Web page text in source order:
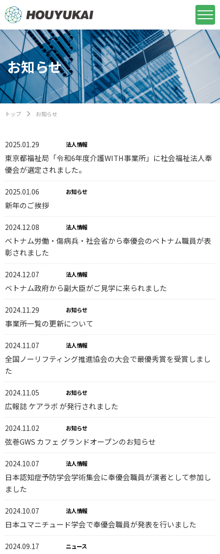
お知らせ
トップ お知らせ
2025.01.29 法人情報
東京都福祉局「令和6年度介護WITH事業所」に社会福祉法人奉
優会が選定されました。
2025.01.06 お知らせ
新年のご挨拶
2024.12.08 法人情報
ベトナム労働・傷病兵・社会省から奉優会のベトナム職員が表
彰されました
2024.12.07 法人情報
ベトナム政府から副大臣がご見学に来られました
2024.11.29 お知らせ
事業所一覧の更新について
2024.11.07 法人情報
全国ノーリフティング推進協会の大会で最優秀賞を受賞しまし
た
2024.11.05 お知らせ
広報誌 ケアラボ が発行されました
2024.11.02 お知らせ
弦巻GWS カフェ グランドオープンのお知らせ
2024.10.07 法人情報
日本認知症予防学会学術集会に奉優会職員が演者として参加し
ました
2024.10.07 法人情報
日本ユマニチュード学会で奉優会職員が発表を行いました
2024.09.17 ニュース